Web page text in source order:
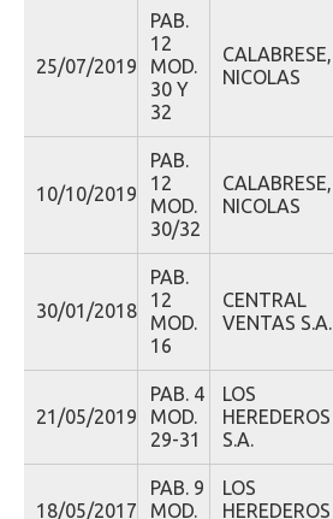
25/07/2019
PAB.
12
MOD.
30 Y
32
CALABRESE,
NICOLAS
10/10/2019
PAB.
12
MOD.
30/32
CALABRESE,
NICOLAS
30/01/2018
PAB.
12
MOD.
16
CENTRAL
VENTAS S.A.
21/05/2019
PAB. 4
MOD.
29-31
LOS
HEREDEROS
S.A.
18/05/2017
PAB. 9
MOD.
LOS
HEREDEROS